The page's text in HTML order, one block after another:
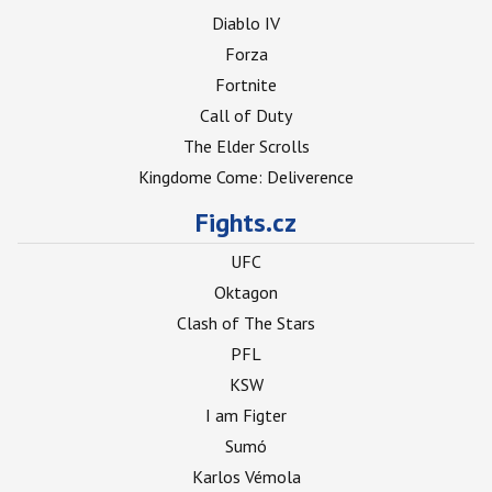
Diablo IV
Forza
Fortnite
Call of Duty
The Elder Scrolls
Kingdome Come: Deliverence
Fights.cz
UFC
Oktagon
Clash of The Stars
PFL
KSW
I am Figter
Sumó
Karlos Vémola